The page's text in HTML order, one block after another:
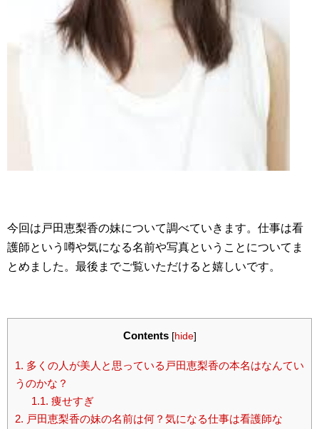
今回は戸田恵梨香の妹について調べていきます。仕事は看
護師という噂や気になる名前や写真ということについてま
とめました。最後までご覧いただけると嬉しいです。
Contents [hide]
1. 多くの人が美人と思っている戸田恵梨香の本名はなんてい
うのかな？
1.1. 痩せすぎ
2. 戸田恵梨香の妹の名前は何？気になる仕事は看護師な